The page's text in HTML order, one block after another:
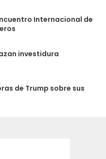
Internacional de
investidura
de Trump sobre sus